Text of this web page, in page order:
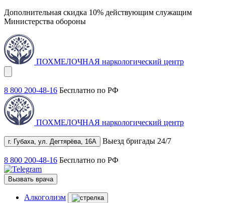
Дополнительная скидка 10% действующим служащим
Министерства обороны
ПОХМЕЛОЧНАЯ наркологический центр
8 800 200-48-16 Бесплатно по РФ
ПОХМЕЛОЧНАЯ наркологический центр
г. Губаха, ул. Дегтярёва, 16А Выезд бригады 24/7
8 800 200-48-16 Бесплатно по РФ
Вызвать врача
Алкоголизм